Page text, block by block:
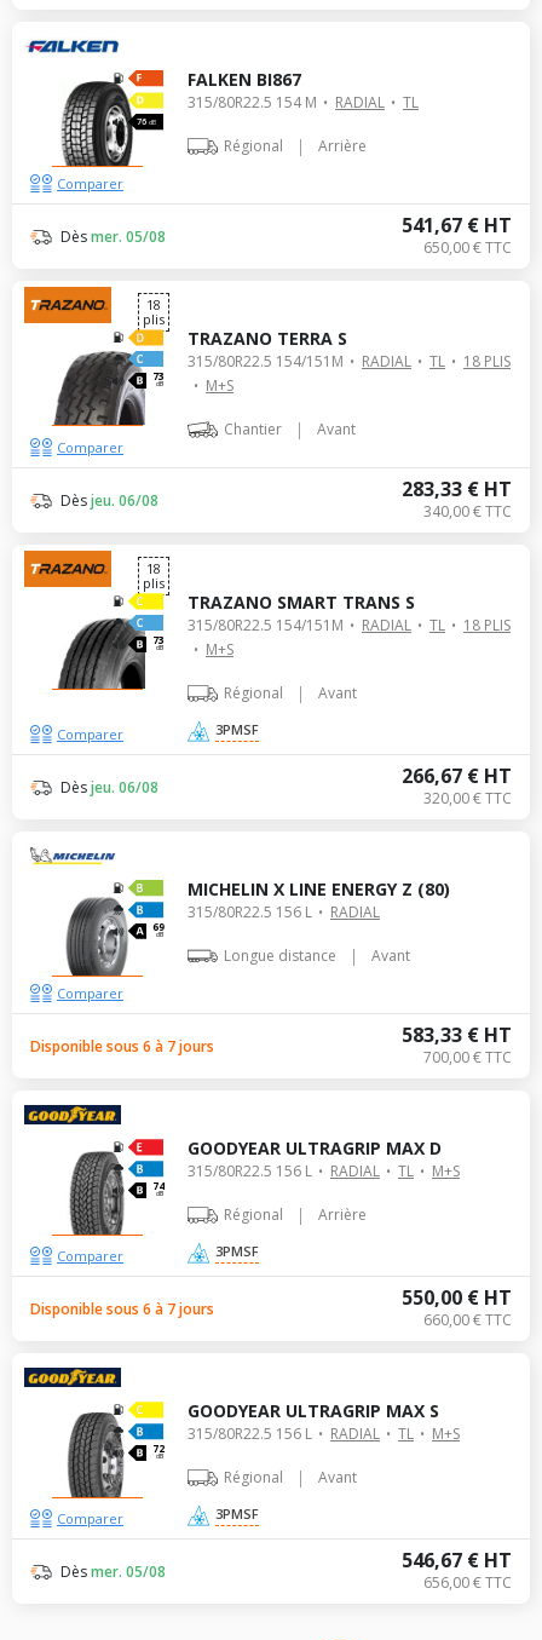
76 dB
FALKEN BI867
315/80R22.5 154 M RADIAL TL
Régional | Arrière
541,67 € HT
650,00 € TTC
Dèsmer. 05/08
Comparer
18
plis
73
dB
TRAZANO TERRA S
315/80R22.5 154/151M RADIAL TL
18 PLIS
M+S
Chantier | Avant
283,33 € HT
340,00 € TTC
Dèsjeu. 06/08
Comparer
18
plis
73
dB
TRAZANO SMART TRANS S
315/80R22.5 154/151M RADIAL TL
18 PLIS
M+S
Régional | Avant
3PMSF
266,67 € HT
320,00 € TTC
Dèsjeu. 06/08
Comparer
69
dB
MICHELIN X LINE ENERGY Z (80)
315/80R22.5 156 L RADIAL
Longue distance | Avant
583,33 € HT
700,00 € TTC
Disponible sous 6 à 7 jours
Comparer
74
dB
GOODYEAR ULTRAGRIP MAX D
315/80R22.5 156 L RADIAL TL M+S
Régional | Arrière
3PMSF
550,00 € HT
660,00 € TTC
Disponible sous 6 à 7 jours
Comparer
72
dB
GOODYEAR ULTRAGRIP MAX S
315/80R22.5 156 L RADIAL TL M+S
Régional | Avant
3PMSF
546,67 € HT
656,00 € TTC
Dèsmer. 05/08
Comparer